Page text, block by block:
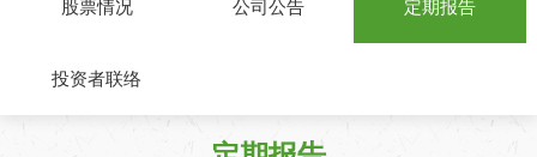
股票情况 公司公告 定期报告
投资者联络